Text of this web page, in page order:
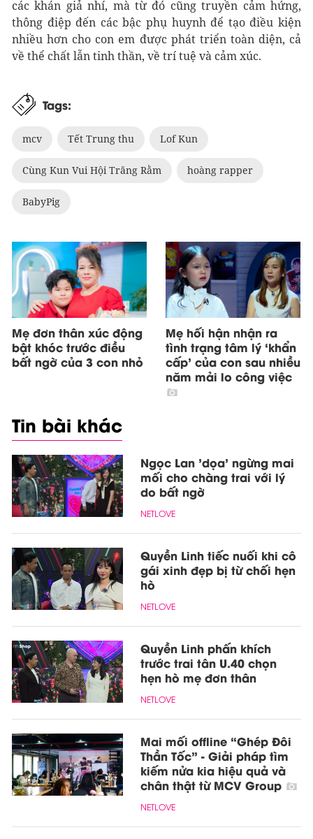
các khán giả nhí, mà từ đó cũng truyền cảm hứng,
thông điệp đến các bậc phụ huynh để tạo điều kiện
nhiều hơn cho con em được phát triển toàn diện, cả
về thể chất lẫn tinh thần, về trí tuệ và cảm xúc.
Tags:
mcv Tết Trung thu Lof Kun
Cùng Kun Vui Hội Trăng Rằm hoàng rapper
BabyPig
Mẹ đơn thân xúc động
bật khóc trước điều
bất ngờ của 3 con nhỏ
Mẹ hối hận nhận ra
tình trạng tâm lý ‘khẩn
cấp’ của con sau nhiều
năm mải lo công việc
Tin bài khác
Ngọc Lan 'dọa' ngừng mai
mối cho chàng trai với lý
do bất ngờ
NETLOVE
Quyền Linh tiếc nuối khi cô
gái xinh đẹp bị từ chối hẹn
hò
NETLOVE
Quyền Linh phấn khích
trước trai tân U.40 chọn
hẹn hò mẹ đơn thân
NETLOVE
Mai mối offline “Ghép Đôi
Thần Tốc” - Giải pháp tìm
kiếm nửa kia hiệu quả và
chân thật từ MCV Group
NETLOVE